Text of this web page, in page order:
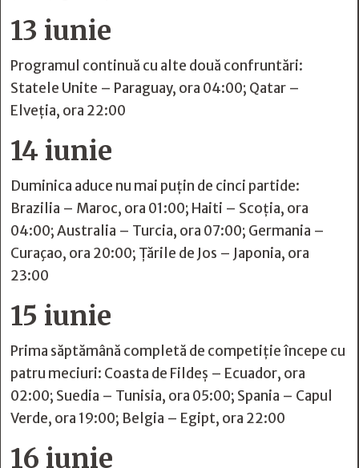
13 iunie
Programul continuă cu alte două confruntări:
Statele Unite – Paraguay, ora 04:00; Qatar –
Elveția, ora 22:00
14 iunie
Duminica aduce nu mai puțin de cinci partide:
Brazilia – Maroc, ora 01:00; Haiti – Scoția, ora
04:00; Australia – Turcia, ora 07:00; Germania –
Curaçao, ora 20:00; Țările de Jos – Japonia, ora
23:00
15 iunie
Prima săptămână completă de competiție începe cu
patru meciuri: Coasta de Fildeș – Ecuador, ora
02:00; Suedia – Tunisia, ora 05:00; Spania – Capul
Verde, ora 19:00; Belgia – Egipt, ora 22:00
16 iunie